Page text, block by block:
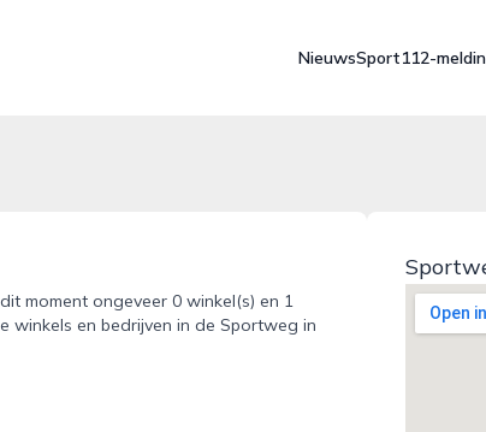
NieuwsSport112-
moment ongeveer 0 winkel(s) en 1
winkels en bedrijven in de Sportweg in